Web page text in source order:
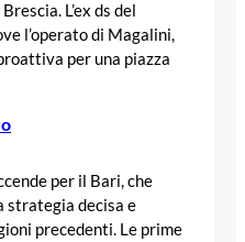
L’ex ds del
l’operato di Magalini,
per una piazza
per il Bari, che
strategia decisa e
precedenti. Le prime